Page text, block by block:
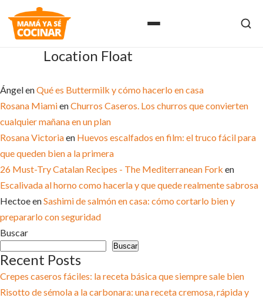
Location Float
ÁngelenQué es Buttermilk y cómo hacerlo en casa
Rosana MiamienChurros Caseros. Los churros que convierten
cualquier mañana en un plan
Rosana Victoriaen Huevos escalfados en film: el truco fácil para
que queden bien a la primera
26 Must-Try Catalan Recipes - The Mediterranean Fork en
Escalivada al horno como hacerla y que quede realmente sabrosa
HectoeenSashimi de salmón en casa: cómo cortarlo bien y
prepararlo con seguridad
Buscar
Buscar
Recent Posts
Crepes caseros fáciles: la receta básica que siempre sale bien
Risotto de sémola a la carbonara: una receta cremosa, rápida y